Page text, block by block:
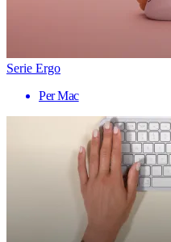
Serie Ergo
Per Mac